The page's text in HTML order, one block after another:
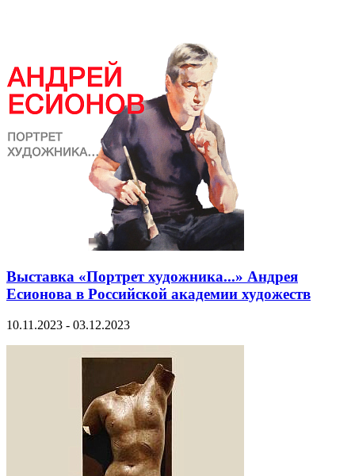
Выставка «Портрет художника...» Андрея
Есионова в Российской академии художеств
10.11.2023 - 03.12.2023